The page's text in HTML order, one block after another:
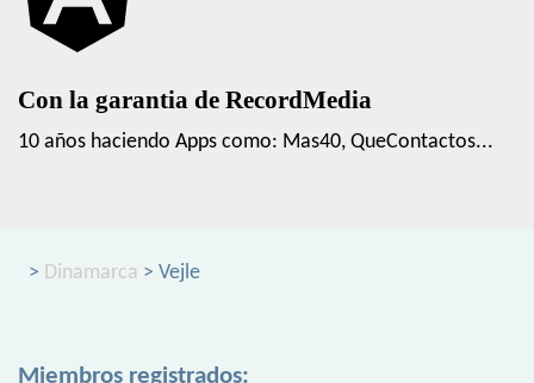
Con la garantia de RecordMedia
10 años haciendo Apps como: Mas40, QueContactos...
> Dinamarca > Vejle
Miembros registrados: